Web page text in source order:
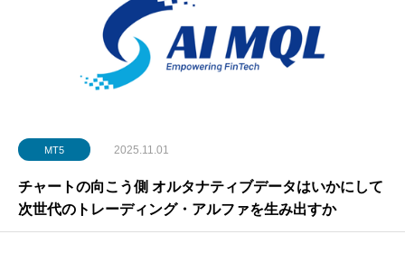
MT5 2025.11.01
チャートの向こう側 オルタナティブデータはいかにして
次世代のトレーディング・アルファを生み出すか